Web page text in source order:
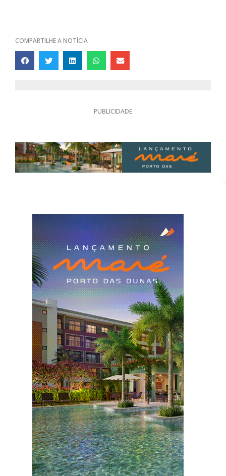
COMPARTILHE A NOTÍCIA
PUBLICIDADE